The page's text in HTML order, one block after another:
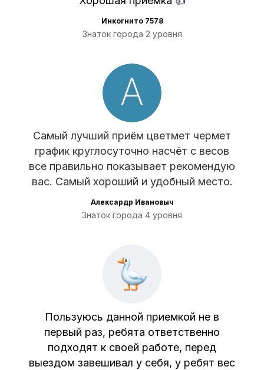
Инкогнито 7578
Знаток города 2 уровня
Самый лучший приём цветмет чермет
график круглосуточно насчёт с весов
все правильно показывает рекомендую
вас. Самый хороший и удобный место.
Алексардр Ивановыч
Знаток города 4 уровня
Пользуюсь данной приемкой не в
первый раз, ребята ответственно
подходят к своей работе, перед
выездом завешивал у себя, у ребят вес